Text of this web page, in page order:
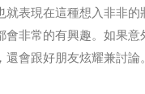
就表現在這種想入非非
會非常的有興趣。如果
會跟好朋友炫耀兼討論。